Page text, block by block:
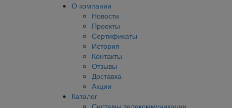
О компании
Новости
Проекты
Сертификаты
История
Контакты
Отзывы
Доставка
Акции
Каталог
Системы телекоммуникации